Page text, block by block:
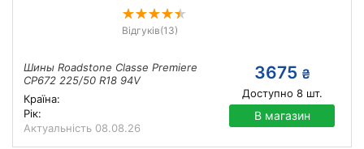
Відгуків(13)
Шины Roadstone Classe Premiere
CP672 225/50 R18 94V
Країна:
Рік:
Актуальність 08.08.26
3675 ₴
Доступно 8шт.
В магазин